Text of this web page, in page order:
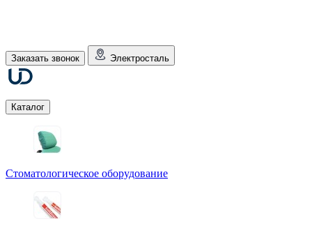
Заказать звонок Электросталь
Каталог
Стоматологическое оборудование